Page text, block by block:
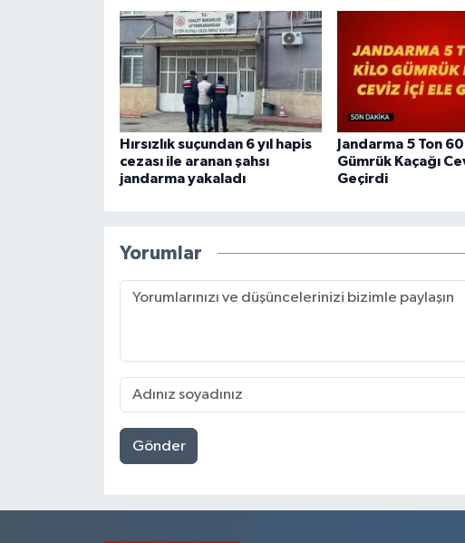
Hırsızlık suçundan 6 yıl hapis
cezası ile aranan şahsı
jandarma yakaladı
Jandarma 5 Ton
Gümrük Kaçağı
Geçirdi
Yorumlar
Gönder